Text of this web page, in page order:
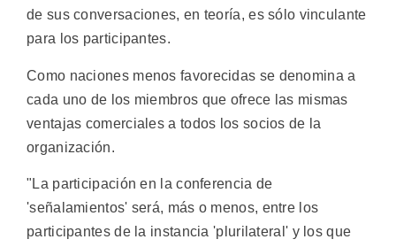
de sus conversaciones, en teoría, es sólo vinculante
para los participantes.
Como naciones menos favorecidas se denomina a
cada uno de los miembros que ofrece las mismas
ventajas comerciales a todos los socios de la
organización.
"La participación en la conferencia de
'señalamientos' será, más o menos, entre los
participantes de la instancia 'plurilateral' y los que